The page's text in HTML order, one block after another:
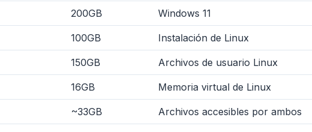
200GB Windows 11
100GB Instalación de Linux
150GB Archivos de usuario Linux
16GB Memoria virtual de Linux
~33GB Archivos accesibles por ambos